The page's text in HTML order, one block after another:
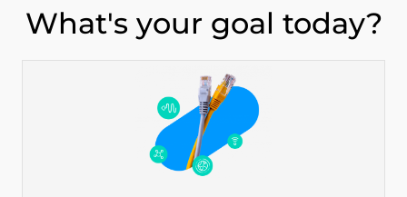
What's your goal today?